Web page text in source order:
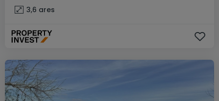
3,6 ares